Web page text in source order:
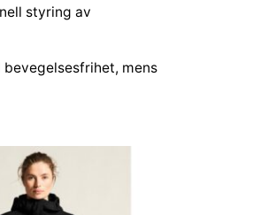
styring av
mens